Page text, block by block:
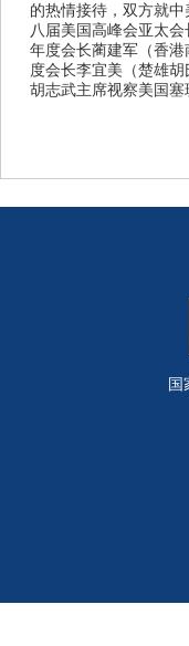
的热情接待，双方就
八届美国高峰会亚太
年度会长蔺建军（香
度会长李宜美（楚雄
胡志武主席视察美国
国